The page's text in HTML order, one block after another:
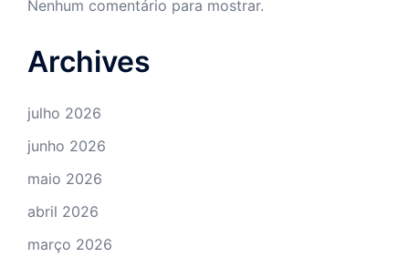
Nenhum comentário para mostrar.
Archives
julho 2026
junho 2026
maio 2026
abril 2026
março 2026